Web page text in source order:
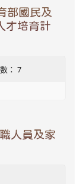
部國民及
才培育計
： 7
人員及家